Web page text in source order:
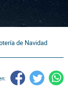
de Navidad